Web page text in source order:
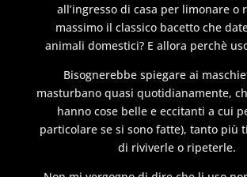
all’ingresso di casa per limonare o
massimo il classico bacetto che
animali domestici? E allora perchè
Bisognerebbe spiegare ai
masturbano quasi quotidianamente,
hanno cose belle e eccitanti a cui
particolare se si sono fatte), tanto più
di riviverle o ripeterle.